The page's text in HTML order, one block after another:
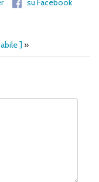
su Facebook
] »